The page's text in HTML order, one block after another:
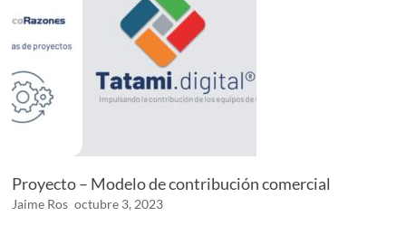
Proyecto – Modelo de contribución comercial
Jaime Ros octubre 3, 2023